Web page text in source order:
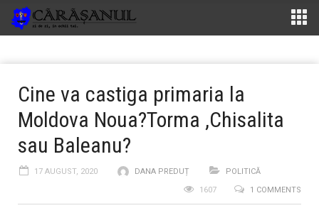
Cine va castiga primaria la
Moldova Noua?Torma ,Chisalita
sau Baleanu?
17 AUGUST, 2020 DANA PREDUȚ
POLITICĂ
1 COMMENTS
1607